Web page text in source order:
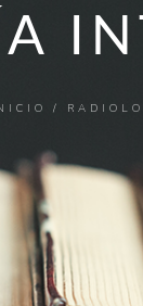
/